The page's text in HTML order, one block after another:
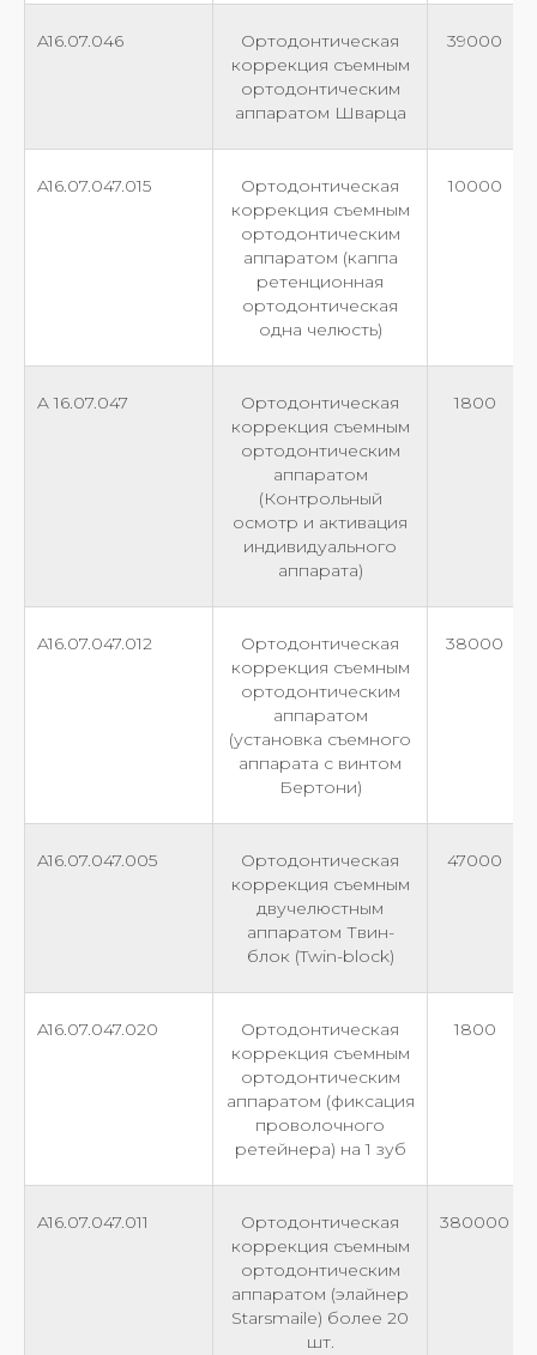
A16.07.046
Ортодонтическая
коррекция съемным
ортодонтическим
аппаратом Шварца
39000
A16.07.047.015
Ортодонтическая
коррекция съемным
ортодонтическим
аппаратом (каппа
ретенционная
ортодонтическая
одна челюсть)
10000
A 16.07.047
Ортодонтическая
коррекция съемным
ортодонтическим
аппаратом
(Контрольный
осмотр и активация
индивидуального
аппарата)
1800
A16.07.047.012
Ортодонтическая
коррекция съемным
ортодонтическим
аппаратом
(установка съемного
аппарата с винтом
Бертони)
38000
A16.07.047.005
Ортодонтическая
коррекция съемным
двучелюстным
аппаратом Твин-
блок (Twin-block)
47000
A16.07.047.020
Ортодонтическая
коррекция съемным
ортодонтическим
аппаратом (фиксация
проволочного
ретейнера) на 1 зуб
1800
A16.07.047.011
Ортодонтическая
коррекция съемным
ортодонтическим
аппаратом (элайнер
Starsmaile) более 20
шт.
380000